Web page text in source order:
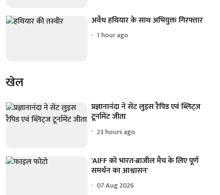
अवैध हथियार के साथ अभियुक्त गिरफ्तार
1 hour ago
खेल
प्रज्ञानानंदा ने सेंट लुइस रैपिड एवं ब्लिट्ज
टूर्नामेंट जीता
23 hours ago
'AIFF को भारत-ब्राजील मैच के लिए पूर्ण
समर्थन का आश्वासन'
07 Aug 2026